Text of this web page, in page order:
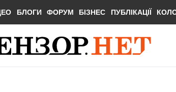
БЛОГИ ФОРУМ БІЗНЕС ПУБЛІКАЦІЇ